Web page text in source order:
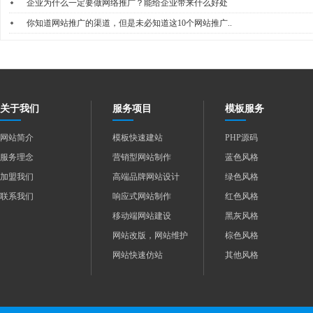
企业为什么一定要做网络推广？能给企业带来什么好处
你知道网站推广的渠道，但是未必知道这10个网站推广..
关于我们
网站简介
服务理念
加盟我们
联系我们
服务项目
模板快速建站
营销型网站制作
高端品牌网站设计
响应式网站制作
移动端网站建设
网站改版，网站维护
网站快速仿站
模板服务
PHP源码
蓝色风格
绿色风格
红色风格
黑灰风格
棕色风格
其他风格